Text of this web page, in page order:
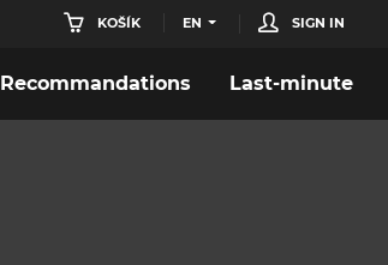
KOŠÍK EN SIGN IN
Recommandations Last-minute